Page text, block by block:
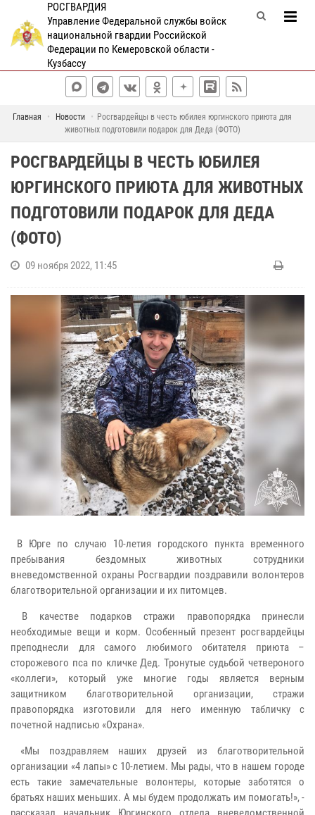
РОСГВАРДИЯ
Управление Федеральной службы войск
национальной гвардии Российской
Федерации по Кемеровской области -
Кузбассу
Главная Новости
Росгвардейцы в честь юбилея юргинского приюта для
животных подготовили подарок для Деда (ФОТО)
РОСГВАРДЕЙЦЫ В ЧЕСТЬ ЮБИЛЕЯ
ЮРГИНСКОГО ПРИЮТА ДЛЯ ЖИВОТНЫХ
ПОДГОТОВИЛИ ПОДАРОК ДЛЯ ДЕДА
(ФОТО)
09 ноября 2022, 11:45
В Юрге по случаю 10-летия городского пункта временного
пребывания бездомных животных сотрудники
вневедомственной охраны Росгвардии поздравили волонтеров
благотворительной организации и их питомцев.
В качестве подарков стражи правопорядка принесли
необходимые вещи и корм. Особенный презент росгвардейцы
преподнесли для самого любимого обитателя приюта –
сторожевого пса по кличке Дед. Тронутые судьбой четвероного
«коллеги», который уже многие годы является верным
защитником благотворительной организации, стражи
правопорядка изготовили для него именную табличку с
почетной надписью «Охрана».
«Мы поздравляем наших друзей из благотворительной
организации «4 лапы» с 10-летием. Мы рады, что в нашем городе
есть такие замечательные волонтеры, которые заботятся о
братьях наших меньших. А мы будем продолжать им помогать!», -